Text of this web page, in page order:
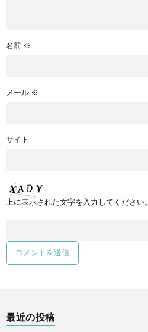
名前 ※
メール ※
サイト
上に表示された文字を入力してください。
最近の投稿